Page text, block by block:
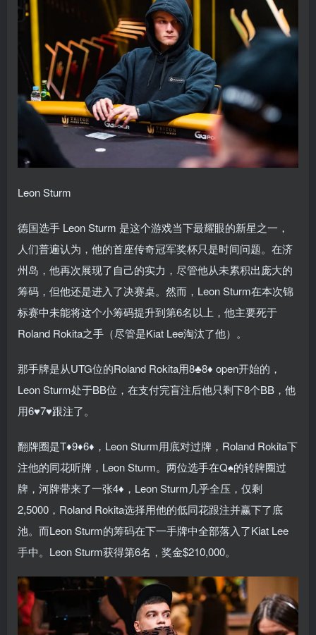
Leon Sturm
德国选手 Leon Sturm 是这个游戏当下最耀眼的新星之一，
人们普遍认为，他的首座传奇冠军奖杯只是时间问题。在济
州岛，他再次展现了自己的实力，尽管他从未累积出庞大的
筹码，但他还是进入了决赛桌。然而，Leon Sturm在本次锦
标赛中未能将这个小筹码提升到第6名以上，他主要死于
Roland Rokita之手（尽管是Kiat Lee淘汰了他）。
那手牌是从UTG位的Roland Rokita用8♣8♦ open开始的，
Leon Sturm处于BB位，在支付完盲注后他只剩下8个BB，他
用6♥7♥跟注了。
翻牌圈是T♦9♦6♦，Leon Sturm用底对过牌，Roland Rokita下
注他的同花听牌，Leon Sturm。两位选手在Q♠的转牌圈过
牌，河牌带来了一张4♦，Leon Sturm几乎全压，仅剩
2,5000，Roland Rokita选择用他的低同花跟注并赢下了底
池。而Leon Sturm的筹码在下一手牌中全部落入了Kiat Lee
手中。Leon Sturm获得第6名，奖金$210,000。